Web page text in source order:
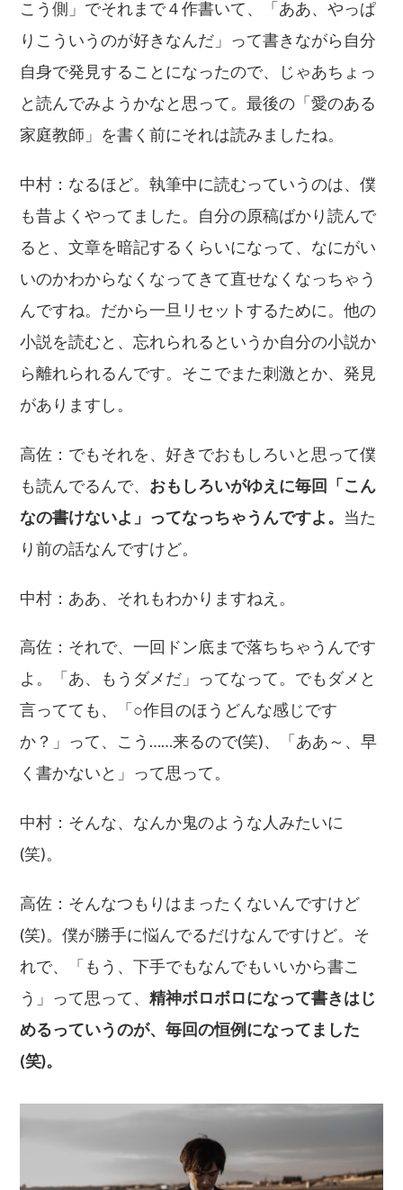
こう側」でそれまで４作書いて、「ああ、やっぱ
りこういうのが好きなんだ」って書きながら自分
自身で発見することになったので、じゃあちょっ
と読んでみようかなと思って。最後の「愛のある
家庭教師」を書く前にそれは読みましたね。
中村：なるほど。執筆中に読むっていうのは、僕
も昔よくやってました。自分の原稿ばかり読んで
ると、文章を暗記するくらいになって、なにがい
いのかわからなくなってきて直せなくなっちゃう
んですね。だから一旦リセットするために。他の
小説を読むと、忘れられるというか自分の小説か
ら離れられるんです。そこでまた刺激とか、発見
がありますし。
高佐：でもそれを、好きでおもしろいと思って僕
も読んでるんで、 おもしろいがゆえに毎回「こん
なの書けないよ」ってなっちゃうんですよ。 当た
り前の話なんですけど。
中村：ああ、それもわかりますねえ。
高佐：それで、一回ドン底まで落ちちゃうんです
よ。「あ、もうダメだ」ってなって。でもダメと
言ってても、「○作目のほうどんな感じです
か？」って、こう……来るので(笑)、「ああ～、早
く書かないと」って思って。
中村：そんな、なんか鬼のような人みたいに
(笑)。
高佐：そんなつもりはまったくないんですけど
(笑)。僕が勝手に悩んでるだけなんですけど。そ
れで、「もう、下手でもなんでもいいから書こ
う」って思って、精神ボロボロになって書きはじ
めるっていうのが、毎回の恒例になってました
(笑)。